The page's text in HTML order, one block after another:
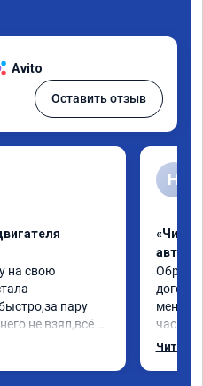
Avito
Оставить отзыв
на свою
пару
не взял,всё
работы
Н
«Чип
меня
час
Арман
Читать